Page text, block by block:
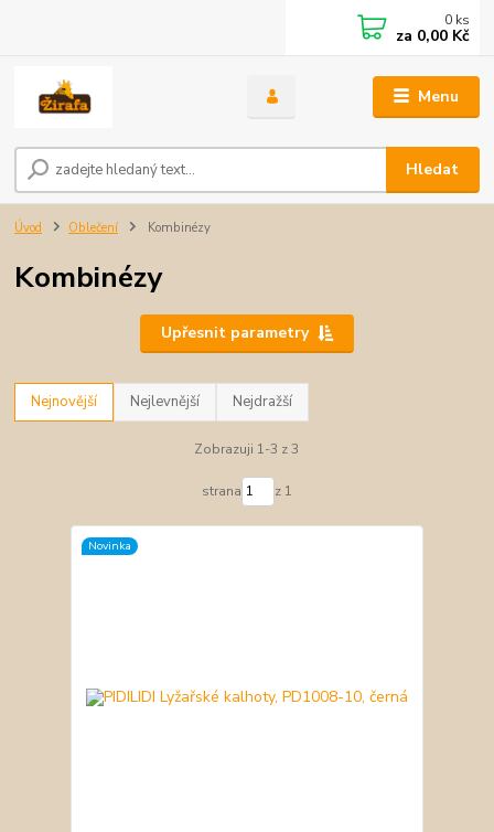
Menu
Hledat
0 ks
za 0,00 Kč
Úvod Oblečení Kombinézy
Kombinézy
Upřesnit parametry
Nejnovější Nejlevnější Nejdražší
Zobrazuji 1-3 z 3
strana z 1
Novinka